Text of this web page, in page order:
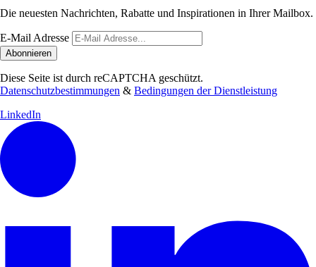
Die neuesten Nachrichten, Rabatte und Inspirationen in Ihrer Mailbox.
E-Mail Adresse
Abonnieren
Diese Seite ist durch reCAPTCHA geschützt.
Datenschutzbestimmungen & Bedingungen der Dienstleistung
LinkedIn